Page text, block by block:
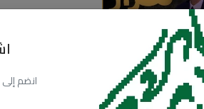
انضم إلى
90.3k